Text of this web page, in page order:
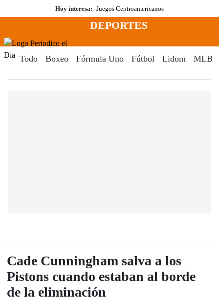
al
Hoy interesa: Juegos Centroamericanos
Menú
DEPORTES
Todo Boxeo Fórmula Uno Fútbol Lidom MLB
Cade Cunningham salva a los
Pistons cuando estaban al borde
de la eliminación